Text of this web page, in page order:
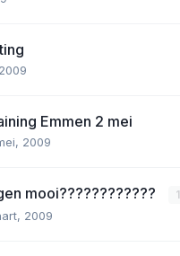
Emmen 2 mei
2009
mooi???????????? 1
2009